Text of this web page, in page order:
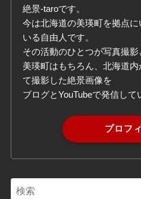
絶景-taroです。
今は北海道の美瑛町を拠点
いる自由人です。
その活動のひとつが写真撮影
美瑛町はもちろん、北海道
て撮影した絶景画像を
ブログとYouTubeで発信して
プロフ